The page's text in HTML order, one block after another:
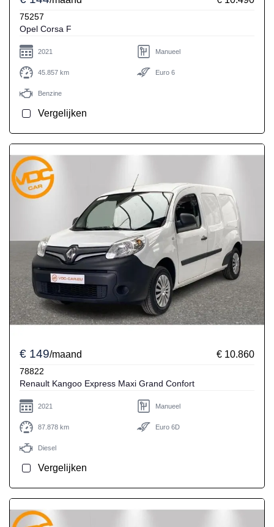
75257
Opel Corsa F
2021 Manueel
45.857 km Euro 6
Benzine
Vergelijken
€ 149/maand € 10.860
78822
Renault Kangoo Express Maxi Grand Confort
2021 Manueel
87.878 km Euro 6D
Diesel
Vergelijken